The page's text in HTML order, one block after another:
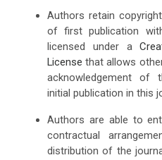
Authors retain
of first publication
licensed under a
License that allows
acknowledgement of
initial publication in this
Authors are able to
contractual
distribution of the